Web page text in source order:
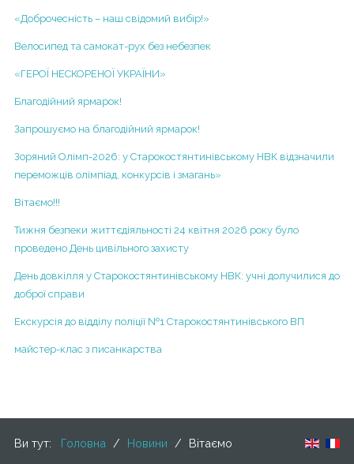
ІІІ курс
ІV курс
V курс
VІ курс
VІІ курс
2013-2014 н.р.
І курс
2014-2015 н.р.
Проектна діяльність
освіти
Правила прийому
Порядок зарахування учнів до гімназії
Додаткові освітні послуги
Порядок розгляду заяв про булінг
Навчання дітей з особливими потребами
АДАПТИВНОГО КАРАНТИНУ
Регламент діяльності НВК у періодкарантину у зв’язку
Інклюзивне навчання
«Доброчесність – наш свідомий вибір!»
Велосипед та самокат-рух без небезпек
«ГЕРОЇ НЕСКОРЕНОЇ УКРАЇНИ»
Благодійний ярмарок!
Запрошуємо на благодійний ярмарок!
Зоряний Олімп-2026: у Старокостянтинівському НВК відзначили
переможців олімпіад, конкурсів і змагань»
Вітаємо!!!
Тижня безпеки життєдіяльності 24 квітня 2026 року було
проведено День цивільного захисту
День довкілля у Старокостянтинівському НВК: учні долучилися до
доброї справи
Екскурсія до відділу поліції №1 Старокостянтинівського ВП
майстер-клас з писанкарства
Ви тут: Головна / Новини / Вітаємо